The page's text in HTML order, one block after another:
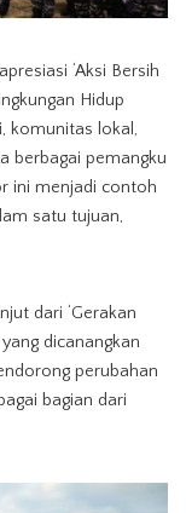
‘Aksi Bersih
Hidup
komunitas lokal,
berbagai pemangku
ini menjadi contoh
satu tujuan,
dari ‘Gerakan
dicanangkan
perubahan
bagian dari